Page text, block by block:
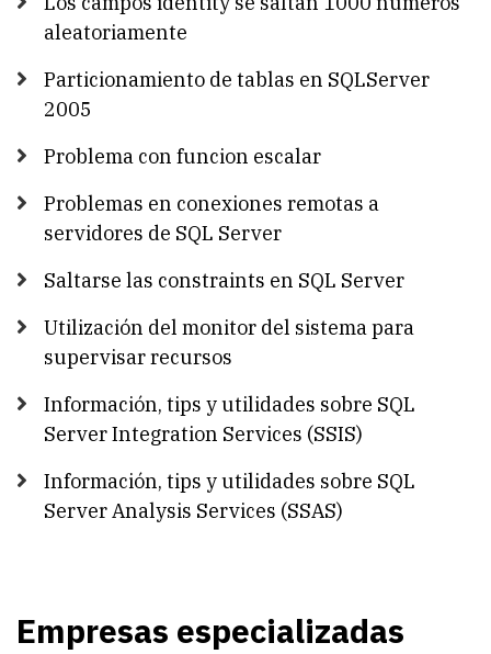
aleatoriamente
Particionamiento de tablas en SQLServer
2005
Problema con funcion escalar
Problemas en conexiones remotas a
servidores de SQL Server
Saltarse las constraints en SQL Server
Utilización del monitor del sistema para
supervisar recursos
Información, tips y utilidades sobre SQL
Server Integration Services (SSIS)
Información, tips y utilidades sobre SQL
Server Analysis Services (SSAS)
Empresas especializadas